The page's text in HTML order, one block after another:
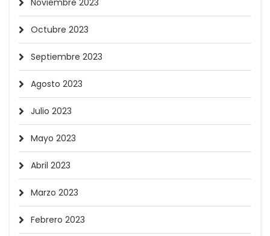
Noviembre 2023
Octubre 2023
Septiembre 2023
Agosto 2023
Julio 2023
Mayo 2023
Abril 2023
Marzo 2023
Febrero 2023